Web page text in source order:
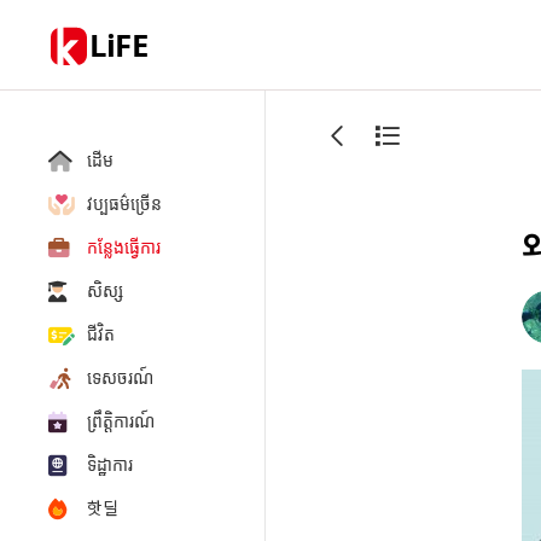
LiFE
ដើម
វប្បធម៌ច្រើន
កន្លែងធ្វើការ
សិស្ស
ជីវិត
ទេសចរណ៍
ព្រឹត្តិការណ៍
ទិដ្ឋាការ
핫딜